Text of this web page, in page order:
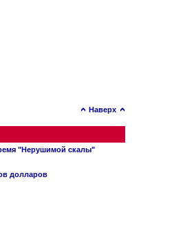
Наверх
"Нерушимой скалы"
долларов